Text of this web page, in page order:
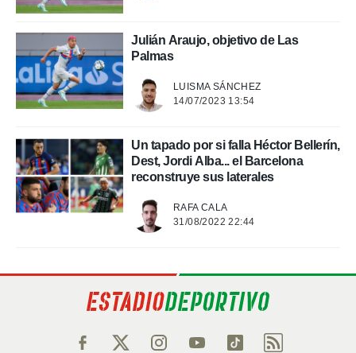
Julián Araujo, objetivo de Las
Palmas
LUISMA SÁNCHEZ
14/07/2023 13:54
Un tapado por si falla Héctor Bellerín,
Dest, Jordi Alba... el Barcelona
reconstruye sus laterales
RAFA CALA
31/08/2022 22:44